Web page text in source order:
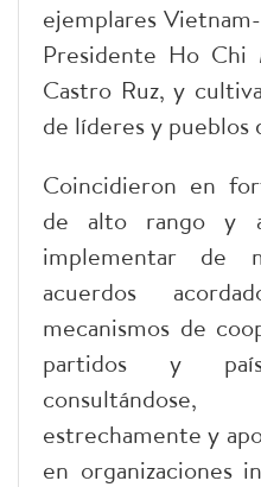
ejemplares
Presidente Ho
Castro Ruz, y
de líderes y pueblos
Coincidieron en
de alto rango y
implementar de
acuerdos
mecanismos de
partidos y
estrechamente y
en organizaciones